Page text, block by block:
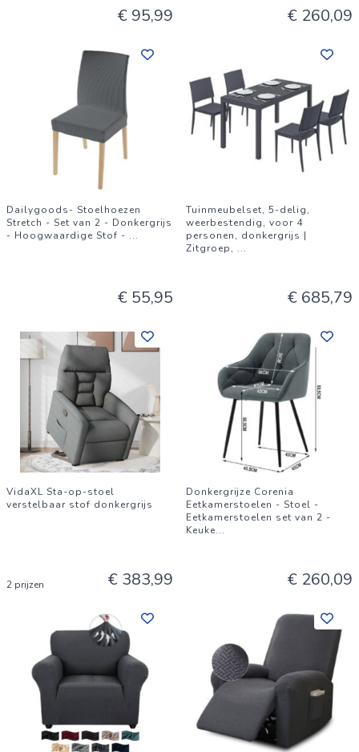
€ 95,99 € 260,09
Dailygoods- Stoelhoezen
Stretch - Set van 2 - Donkergrijs
- Hoogwaardige Stof - ...
€ 55,95
Tuinmeubelset, 5-delig,
weerbestendig, voor 4
personen, donkergrijs |
Zitgroep, ...
€ 685,79
VidaXL Sta-op-stoel
verstelbaar stof donkergrijs
2 prijzen € 383,99
Donkergrijze Corenia
Eetkamerstoelen - Stoel -
Eetkamerstoelen set van 2 -
Keuke...
€ 260,09